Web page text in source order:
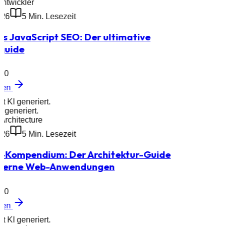
5 Min. Lesezeit
JavaScript SEO: Der ultimative
0
KI generiert.
generiert.
5 Min. Lesezeit
Kompendium: Der Architektur-Guide
Web-Anwendungen
0
KI generiert.